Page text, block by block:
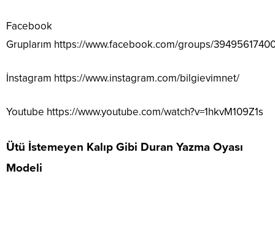
Facebook
Gruplarım https://www.facebook.com/groups/
İnstagram https://www.instagram.com/bilgievimnet/
Youtube https://www.youtube.com/watch?v=1hkvM109Z1s
Ütü İstemeyen Kalıp Gibi Duran Yazma Oyası
Modeli